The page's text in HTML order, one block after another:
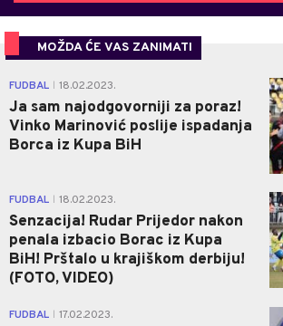
MOŽDA ĆE VAS ZANIMATI
FUDBAL 18.02.2023.
Ja sam najodgovorniji za poraz!
Vinko Marinović poslije ispadanja
Borca iz Kupa BiH
FUDBAL 18.02.2023.
Senzacija! Rudar Prijedor nakon
penala izbacio Borac iz Kupa
BiH! Prštalo u krajiškom derbiju!
(FOTO, VIDEO)
FUDBAL 17.02.2023.